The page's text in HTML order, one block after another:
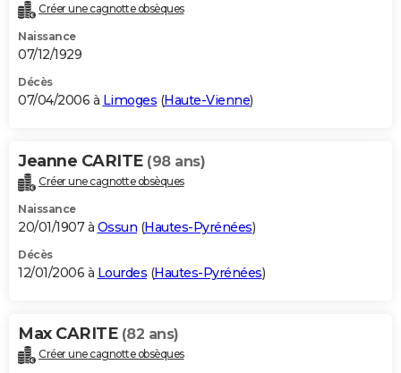
Créer une cagnotte obsèques
Naissance
07/12/1929
Décès
07/04/2006 à Limoges (Haute-Vienne)
Jeanne CARITE (98 ans)
Créer une cagnotte obsèques
Naissance
20/01/1907 à Ossun (Hautes-Pyrénées)
Décès
12/01/2006 à Lourdes (Hautes-Pyrénées)
Max CARITE (82 ans)
Créer une cagnotte obsèques